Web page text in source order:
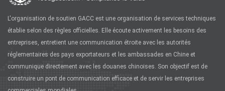
L'organisation de soutien GACC est une organisation de services techniques
établie selon des règles officielles. Elle écoute activement les besoins des
entreprises, entretient une communication étroite avec les autorités
réglementaires des pays exportateurs et les ambassades en Chine et
communique directement avec les douanes chinoises. Son objectif est de
construire un pont de communication efficace et de servir les entreprises